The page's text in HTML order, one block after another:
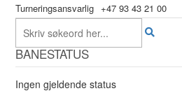
Turneringsansvarlig +47 93 43 21 00
BANESTATUS
Ingen gjeldende status